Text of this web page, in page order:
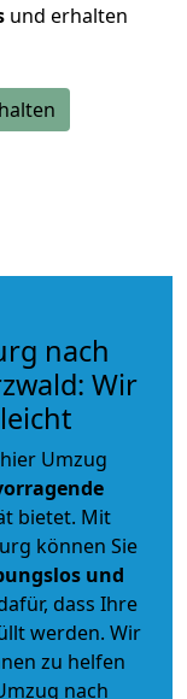
und erhalten
nach
Wir
Umzug
bietet. Mit
können Sie
und
dass Ihre
werden. Wir
zu helfen
nach